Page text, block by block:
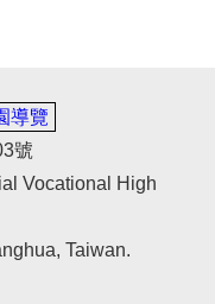
導覽
號
Vocational High
Taiwan.